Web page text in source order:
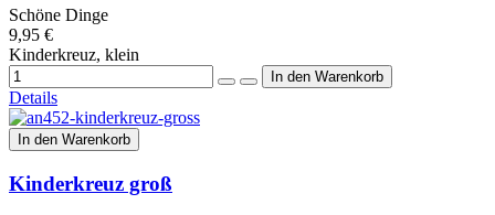
Schöne Dinge
9,95 €
Kinderkreuz, klein
Details
In den Warenkorb
Kinderkreuz groß